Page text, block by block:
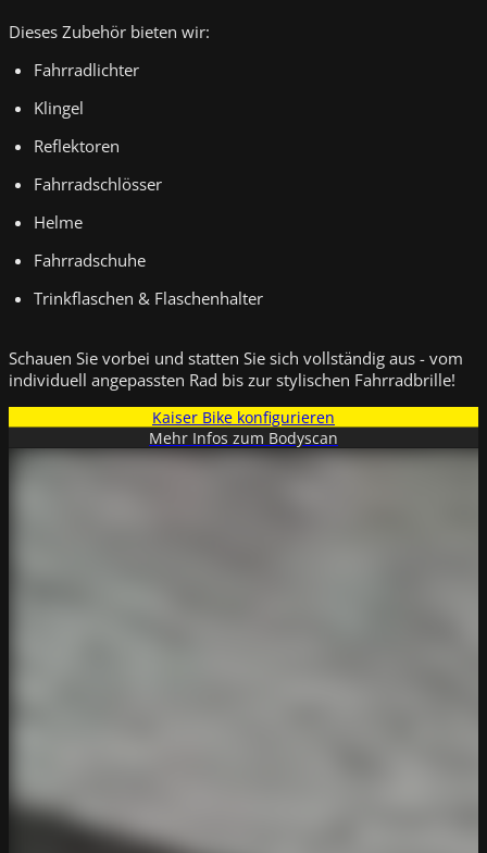
Dieses Zubehör bieten wir:
Fahrradlichter
Klingel
Reflektoren
Fahrradschlösser
Helme
Fahrradschuhe
Trinkflaschen & Flaschenhalter
Schauen Sie vorbei und statten Sie sich vollständig aus - vom
individuell angepassten Rad bis zur stylischen Fahrradbrille!
Kaiser Bike konfigurieren
Mehr Infos zum Bodyscan